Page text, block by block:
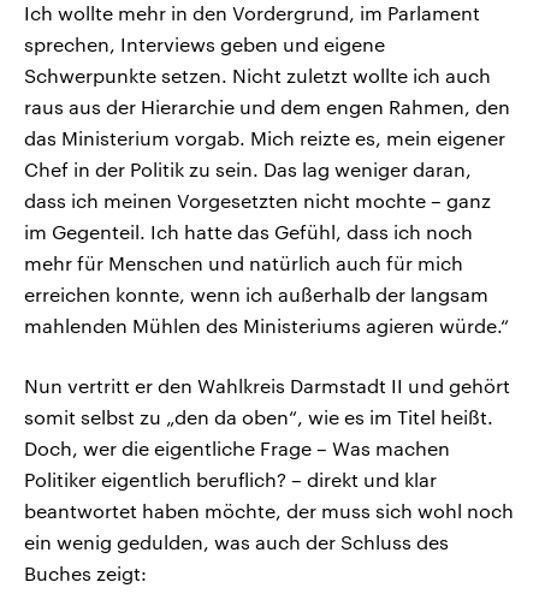
Ich wollte mehr in den Vordergrund, im Parlament
sprechen, Interviews geben und eigene
Schwerpunkte setzen. Nicht zuletzt wollte ich auch
raus aus der Hierarchie und dem engen Rahmen, den
das Ministerium vorgab. Mich reizte es, mein eigener
Chef in der Politik zu sein. Das lag weniger daran,
dass ich meinen Vorgesetzten nicht mochte – ganz
im Gegenteil. Ich hatte das Gefühl, dass ich noch
mehr für Menschen und natürlich auch für mich
erreichen konnte, wenn ich außerhalb der langsam
mahlenden Mühlen des Ministeriums agieren würde.“
Nun vertritt er den Wahlkreis Darmstadt II und gehört
somit selbst zu „den da oben“, wie es im Titel heißt.
Doch, wer die eigentliche Frage – Was machen
Politiker eigentlich beruflich? – direkt und klar
beantwortet haben möchte, der muss sich wohl noch
ein wenig gedulden, was auch der Schluss des
Buches zeigt: